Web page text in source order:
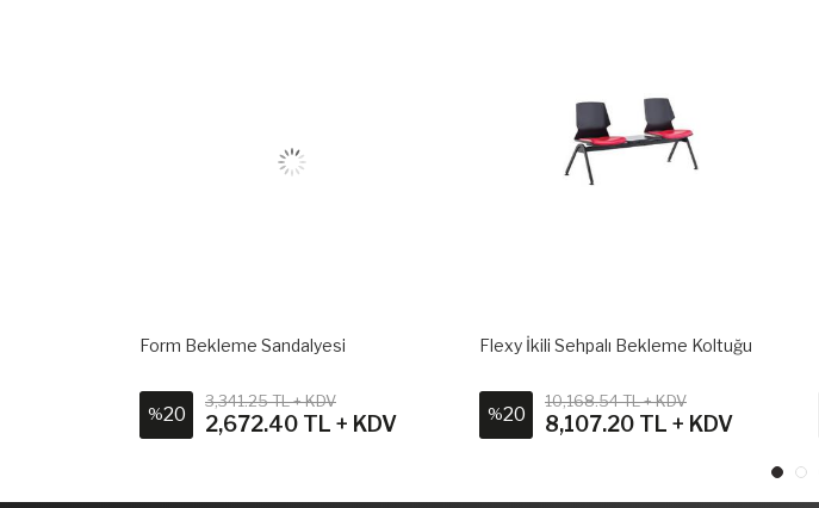
Form Bekleme Sandalyesi
%20
3,341.25 TL + KDV
2,672.40 TL + KDV
Flexy İkili Sehpalı Bekleme Koltuğu
%20
10,168.54 TL + KDV
8,107.20 TL + KDV